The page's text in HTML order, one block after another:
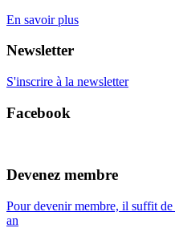
En savoir plus
Newsletter
S'inscrire à la newsletter
Facebook
Devenez membre
Pour devenir membre, il suffit
an